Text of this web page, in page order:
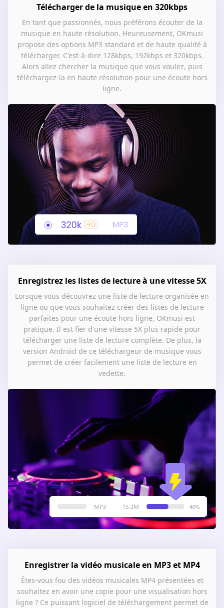
Télécharger de la musique en 320kbps
En tant que passionnés, nous préférons écouter de la
musique en haute résolution. Heureusement, OKmusi
propose des options MP3 standard et de haute qualité à
télécharger. C'est-à-dire 128kbps, 192kbps et 320kbps.
Alors allez chercher la musique que vous voulez, puis
téléchargez-la en haute résolution pour une écoute hors
ligne.
Enregistrez les listes de lecture à une vitesse 5X
Lorsque vous découvrez une liste de lecture organisée en
ligne ou que vous souhaitez créer des listes de lecture
parfaites pour une écoute hors ligne, OKmusi est
pratique. Il est fier d'une vitesse 5X plus rapide pour
télécharger une liste de lecture complète. De plus, la
version Android de ce téléchargeur de musique vous
permet de créer facilement une liste de lecture en
vedette.
Enregistrer la vidéo musicale en MP3 et MP4
Êtes-vous fou des vidéos musicales MP4 présentées et
souhaitez en avoir une copie pour une visualisation hors
ligne ? Ce puissant logiciel de téléchargement permet de